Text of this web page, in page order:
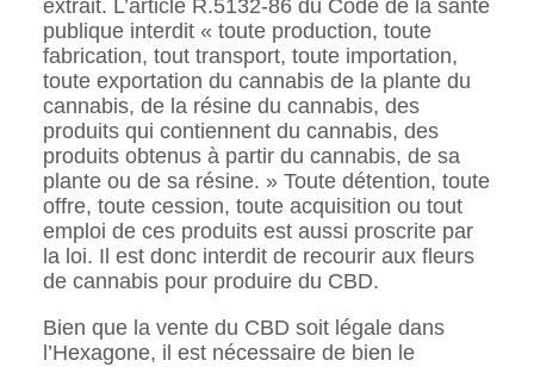
extrait. L’article R.5132-86 du Code de la santé
publique interdit « toute production, toute
fabrication, tout transport, toute importation,
toute exportation du cannabis de la plante du
cannabis, de la résine du cannabis, des
produits qui contiennent du cannabis, des
produits obtenus à partir du cannabis, de sa
plante ou de sa résine. » Toute détention, toute
offre, toute cession, toute acquisition ou tout
emploi de ces produits est aussi proscrite par
la loi. Il est donc interdit de recourir aux fleurs
de cannabis pour produire du CBD.
Bien que la vente du CBD soit légale dans
l’Hexagone, il est nécessaire de bien le